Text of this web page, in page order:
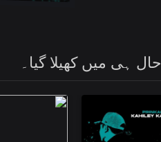
حال ہی میں کھیلا گیا۔